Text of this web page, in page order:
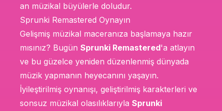
an müzikal büyülerle doludur.
Sprunki Remastered Oynayın
Gelişmiş müzikal maceranıza başlamaya hazır
mısınız? Bugün Sprunki Remastered'a atlayın
ve bu güzelce yeniden düzenlenmiş dünyada
müzik yapmanın heyecanını yaşayın.
İyileştirilmiş oynanışı, geliştirilmiş karakterleri ve
sonsuz müzikal olasılıklarıyla Sprunki